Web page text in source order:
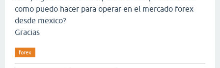
como puedo hacer para operar en el mercado forex
desde mexico?
Gracias
forex